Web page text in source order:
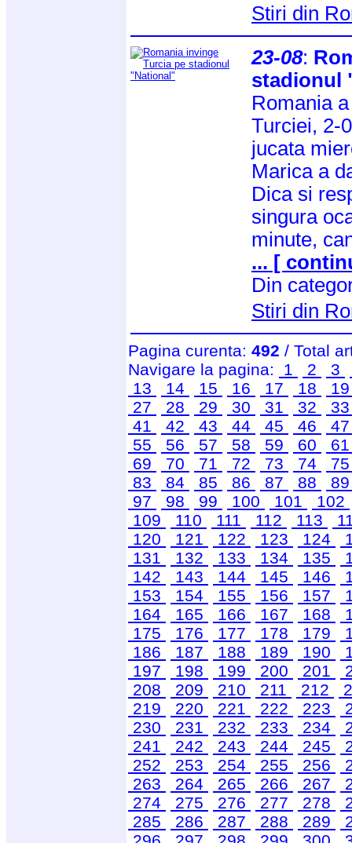
Stiri din
23-08:
stadionul
Romania
Turciei, 2-
jucata
Marica a
Dica si
singura
minute,
... [
Din
Stiri din
Pagina curenta: 492 / Total
Navigare la pagina:
1 2 3
13
14 15 16 17 18
27
28 29 30 31 32
41
42 43 44 45 46
55
56 57 58 59 60
69
70 71 72 73 74
83
84 85 86 87 88
97
98 99 100 101
102
109
110 111 112 113
120
121 122 123 124
131
132 133 134 135
142
143 144 145 146
153
154 155 156 157
164
165 166 167 168
175
176 177 178 179
186
187 188 189 190
197
198 199 200 201
208
209 210 211 212
219
220 221 222 223
230
231 232 233 234
241
242 243 244 245
252
253 254 255 256
263
264 265 266 267
274
275 276 277 278
285
286 287 288 289